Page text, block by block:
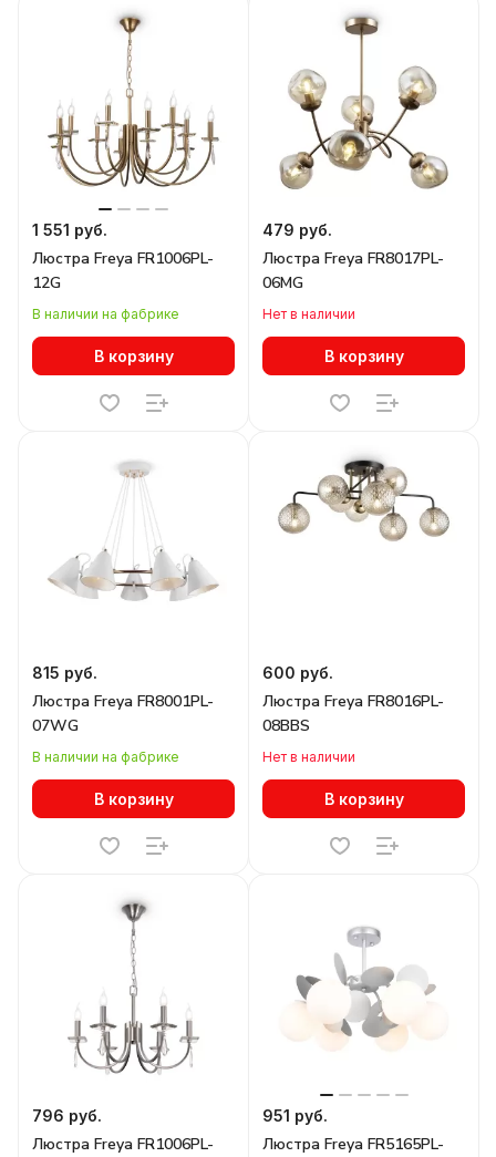
1 551 руб.
Люстра Freya FR1006PL-
12G
В наличии на фабрике
В корзину
479 руб.
Люстра Freya FR8017PL-
06MG
Нет в наличии
В корзину
815 руб.
Люстра Freya FR8001PL-
07WG
В наличии на фабрике
В корзину
600 руб.
Люстра Freya FR8016PL-
08BBS
Нет в наличии
В корзину
796 руб.
Люстра Freya FR1006PL-
951 руб.
Люстра Freya FR5165PL-